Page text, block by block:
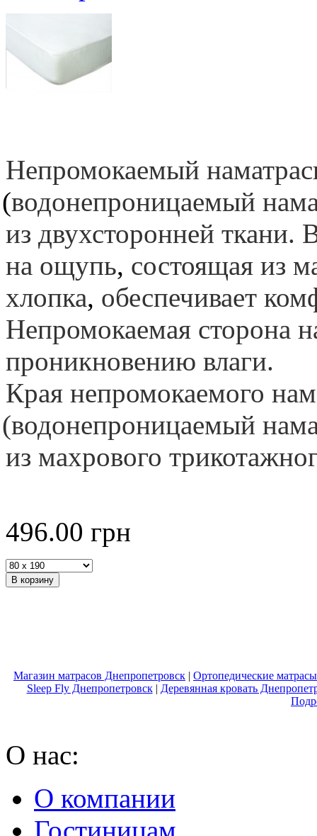
Непромокаемый
(водонепроницаемый
из двухсторонней ткани.
на ощупь, состоящая из
хлопка, обеспечивает
Непромокаемая сторона
проникновению влаги.
Края непромокаемого
(водонепроницаемый
из махрового
496.00 грн
Магазин матрасов Днепропетровск | Ортопедические
Sleep Fly Днепропетровск| Деревянная кровать
О нас:
О компании
Гостиницам